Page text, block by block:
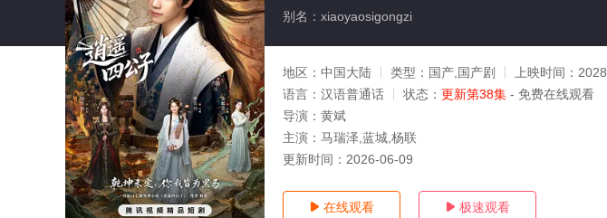
别名：xiaoyaosigongzi
地区： 中国大陆 类型： 国产,国产剧 上映时间： 2028
语言： 汉语普通话 状态： 更新第38集 - 免费在线观看
导演： 黄斌
主演： 马瑞泽,蓝城,杨联
更新时间： 2026-06-09
 在线观看  极速观看